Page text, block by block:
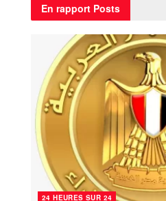
En rapport Posts
24 HEURES SUR 24